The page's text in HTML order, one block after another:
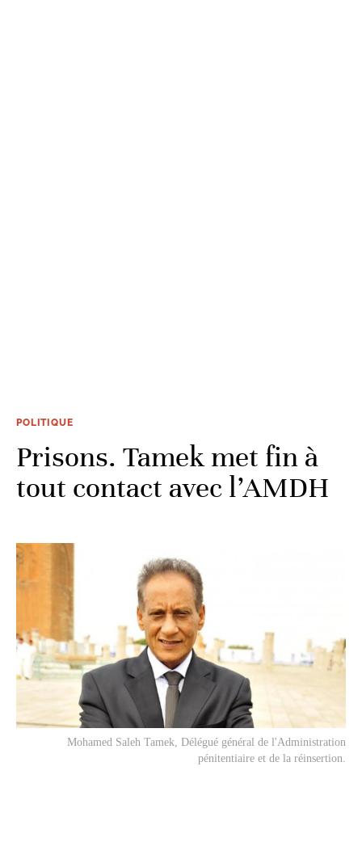
POLITIQUE
Prisons. Tamek met fin à
tout contact avec l’AMDH
Mohamed Saleh Tamek, Délégué général de l'Administration
pénitentiaire et de la réinsertion.